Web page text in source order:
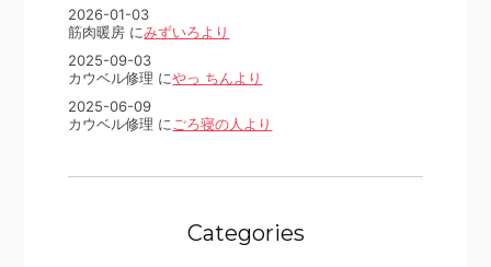
2026-01-03
筋肉暖房 にみずいろより
2025-09-03
カウベル修理 にやっ ちんより
2025-06-09
カウベル修理 に ごろ寝の人より
Categories